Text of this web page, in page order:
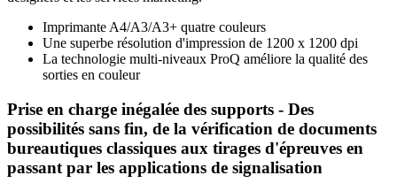
Imprimante A4/A3/A3+ quatre couleurs
Une superbe résolution d'impression de 1200 x 1200 dpi
La technologie multi-niveaux ProQ améliore la qualité des
sorties en couleur
Prise en charge inégalée des supports - Des
possibilités sans fin, de la vérification de documents
bureautiques classiques aux tirages d'épreuves en
passant par les applications de signalisation